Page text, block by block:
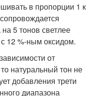
в пропорции 1 к
5 тонов светлее
12 %-ным оксидом.
от
натуральный тон не
добавления трети
диапазона